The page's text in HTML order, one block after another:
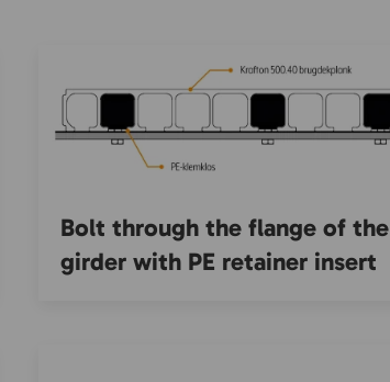
Bolt through the flange of the
girder with PE retainer insert